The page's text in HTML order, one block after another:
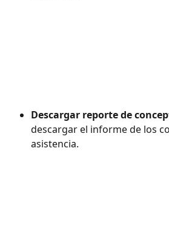
Descargar reporte de
descargar el informe de los
asistencia.